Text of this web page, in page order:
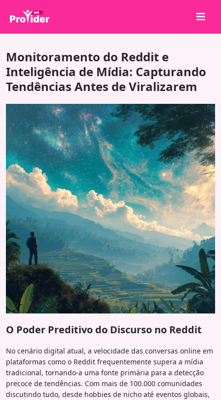
Sobre nós
Entrar
Cadastrar-se
Serviços
API
Termos
Blog
Monitoramento do Reddit e
Inteligência de Mídia: Capturando
Tendências Antes de Viralizarem
O Poder Preditivo do Discurso no Reddit
No cenário digital atual, a velocidade das conversas online em
plataformas como o Reddit frequentemente supera a mídia
tradicional, tornando-a uma fonte primária para a detecção
precoce de tendências. Com mais de 100.000 comunidades
discutindo tudo, desde hobbies de nicho até eventos globais,